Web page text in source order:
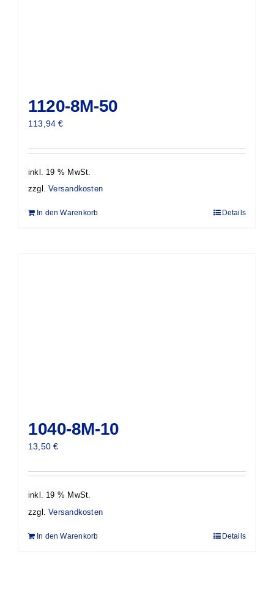
1120-8M-50
113,94€
inkl. 19 % MwSt.
zzgl.Versandkosten
In den Warenkorb Details
1040-8M-10
13,50€
inkl. 19 % MwSt.
zzgl.Versandkosten
In den Warenkorb Details